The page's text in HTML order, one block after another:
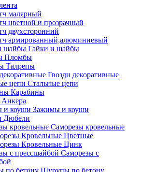
малярный
цветной и прозрачный
двухсторонний
армированный,алюминиевый
Гайки и шайбы
Пломбы
Талрепы
Гвозди декоративные
Стальные цепи
Карабины
Анкера
Зажимы и коуши
Дюбели
Саморезы кровельные
Кровельные Цветные
Кровельные Цинк
Саморезы с
Шурупы по бетону